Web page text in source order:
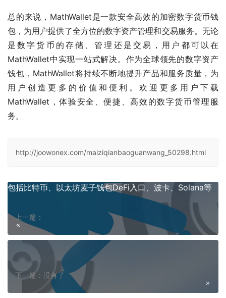
总的来说，MathWallet是一款安全高效的加密数字货币钱
包，为用户提供了全方位的数字资产管理和交易服务。无论
是数字货币的存储、管理还是交易，用户都可以在
MathWallet中实现一站式解决。作为全球领先的数字资产
钱包，MathWallet将持续不断地提升产品和服务质量，为
用户创造更多的价值和便利。欢迎更多用户下载
MathWallet，体验安全、便捷、高效的数字货币管理服
务。
http://joowonex.com/maiziqianbaoguanwang_50298.html
上一篇：
包括比特币、以太坊麦子钱包DeFi入口、波卡、Solana等
下一篇：没有了